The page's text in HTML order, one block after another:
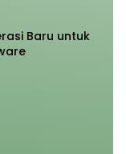
Baru untuk